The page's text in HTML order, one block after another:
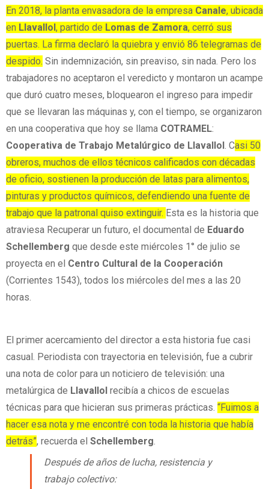
En 2018, la planta envasadora de la empresa Canale, ubicada
en Llavallol , partido de Lomas de Zamora, cerró sus
puertas. La firma declaró la quiebra y envió 86 telegramas de
despido. Sin indemnización, sin preaviso, sin nada. Pero los
trabajadores no aceptaron el veredicto y montaron un acampe
que duró cuatro meses, bloquearon el ingreso para impedir
que se llevaran las máquinas y, con el tiempo, se organizaron
en una cooperativa que hoy se llama COTRAMEL:
Cooperativa de Trabajo Metalúrgico de Llavallol . Casi 50
obreros, muchos de ellos técnicos calificados con décadas
de oficio, sostienen la producción de latas para alimentos,
pinturas y productos químicos, defendiendo una fuente de
trabajo que la patronal quiso extinguir. Esta es la historia que
atraviesa Recuperar un futuro, el documental de Eduardo
Schellemberg que desde este miércoles 1° de julio se
proyecta en el Centro Cultural de la Cooperación
(Corrientes 1543), todos los miércoles del mes a las 20
horas.
El primer acercamiento del director a esta historia fue casi
casual. Periodista con trayectoria en televisión, fue a cubrir
una nota de color para un noticiero de televisión: una
metalúrgica de Llavallol recibía a chicos de escuelas
técnicas para que hicieran sus primeras prácticas. “Fuimos a
hacer esa nota y me encontré con toda la historia que había
detrás”, recuerda el Schellemberg
Después de años de lucha, resistencia y
trabajo colectivo: